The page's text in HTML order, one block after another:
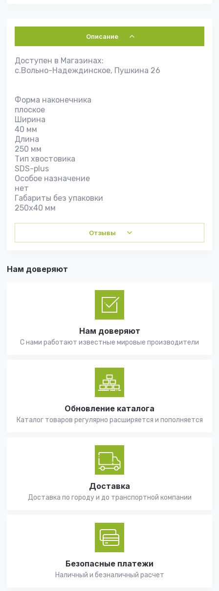
Описание
Доступен в Магазинах:
с.Вольно-Надеждинское, Пушкина 26
Форма наконечника
плоское
Ширина
40 мм
Длина
250 мм
Тип хвостовика
SDS-plus
Особое назначение
нет
Габариты без упаковки
250х40 мм
Отзывы
Нам доверяют
Нам доверяют
С нами работают известные мировые производители
Обновление каталога
Каталог товаров регулярно расширяется и пополняется
Доставка
Доставка по городу и до транспортной компании
Безопасные платежи
Наличный и безналичный расчет